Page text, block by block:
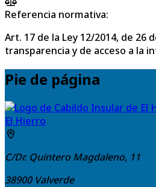
Referencia normativa:
Art. 17 de la Ley 12/2014, de 26
transparencia y de acceso a la
Pie de página
El Hierro
C/Dr. Quintero Magdaleno, 11
38900 Valverde